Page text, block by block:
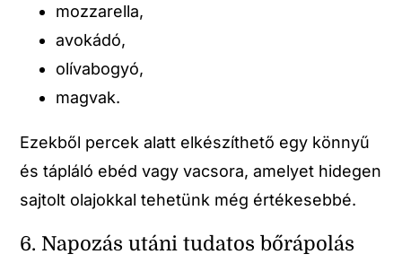
mozzarella,
avokádó,
olívabogyó,
magvak.
Ezekből percek alatt elkészíthető egy könnyű
és tápláló ebéd vagy vacsora, amelyet hidegen
sajtolt olajokkal tehetünk még értékesebbé.
6. Napozás utáni tudatos bőrápolás